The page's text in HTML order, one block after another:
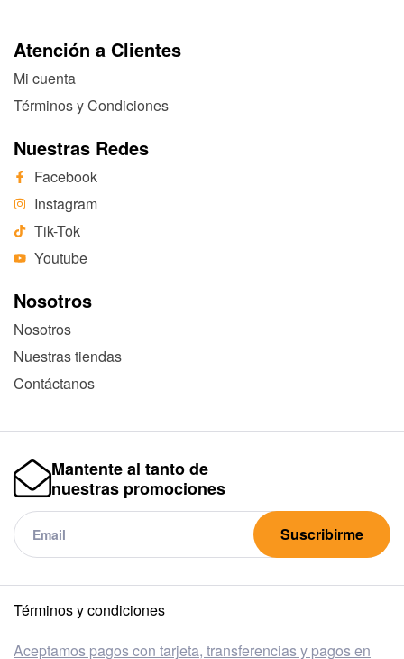
Atención a Clientes
Mi cuenta
Términos y Condiciones
Nuestras Redes
Facebook
Instagram
Tik-Tok
Youtube
Nosotros
Nosotros
Nuestras tiendas
Contáctanos
Mantente al tanto de
nuestras promociones
Suscribirme
Términos y condiciones
Aceptamos pagos con tarjeta, transferencias y pagos en